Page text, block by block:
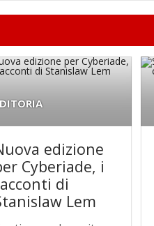
edizione
Cyberiade, i
di
Lem